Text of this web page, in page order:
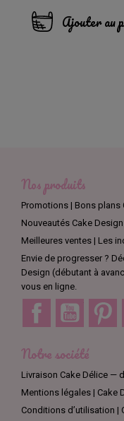
Ajouter au
Nos produits
Promotions | Bons plans
Nouveautés Cake
Meilleures ventes | Les
Envie de progresser ?
Design (débutant à
vous en ligne.
Facebook YouTube
Notre société
Livraison Cake Délice —
Mentions légales | Cake
Conditions d’utilisation |